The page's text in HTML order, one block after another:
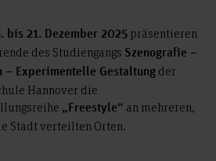
bis 21. Dezember 2025präsentieren
des Studiengangs Szenografie –
– Experimentelle Gestaltungder
Hannover die
„Freestyle“ an mehreren,
Stadt verteilten Orten.